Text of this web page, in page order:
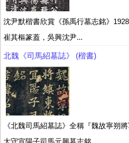
沈尹默楷書欣賞《孫禹行墓志銘》
崔其樞篆蓋，吳興沈尹...
北魏《司馬紹墓誌》 (楷書)
《北魏司馬紹墓誌》全稱『魏故寧朔
太守宣陽子司馬元興墓志銘...